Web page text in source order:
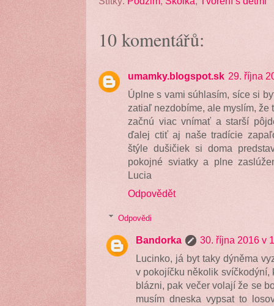
10 komentářů:
umamky.blogspot.sk 29. října
Úplne s vami súhlasím, síce si
zatiaľ nezdobíme, ale myslím, že
začnú viac vnímať a starší
ďalej ctiť aj naše tradície
štýle dušičiek si doma
pokojné sviatky a plne
Lucia
Odpovědět
Odpovědi
Bandorka
30. října 2016 v
Lucinko, já byt taky dýněma
v pokojíčku několik svíčkodýní,
blázni, pak večer volají že se
musím dneska vypsat to